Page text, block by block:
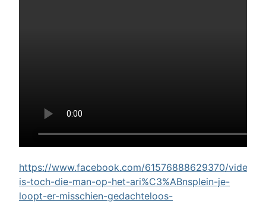
https://www.facebook.com/61576888629370/videos/
is-toch-die-man-op-het-ari%C3%ABnsplein-je-
loopt-er-misschien-gedachteloos-